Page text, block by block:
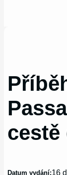
cestě
Datum vydání:16